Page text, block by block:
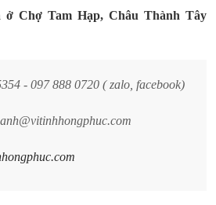
ở Chợ Tam Hạp, Châu Thành Tây
- 097 888 0720 ( zalo, facebook)